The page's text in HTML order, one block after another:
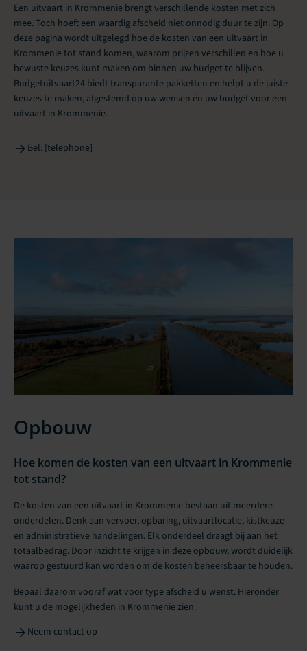
Een uitvaart in Krommenie brengt verschillende kosten met zich
mee. Toch hoeft een waardig afscheid niet onnodig duur te zijn. Op
deze pagina wordt uitgelegd hoe de kosten van een uitvaart in
Krommenie tot stand komen, waarom prijzen verschillen en hoe u
bewuste keuzes kunt maken om binnen uw budget te blijven.
Budgetuitvaart24 biedt transparante pakketten en helpt u de juiste
keuzes te maken, afgestemd op uw wensen én uw budget voor een
uitvaart in Krommenie.
Bel: [telephone]
Opbouw
Hoe komen de kosten van een uitvaart in Krommenie
tot stand?
De kosten van een uitvaart in Krommenie bestaan uit meerdere
onderdelen. Denk aan vervoer, opbaring, uitvaartlocatie, kistkeuze
en administratieve handelingen. Elk onderdeel draagt bij aan het
totaalbedrag. Door inzicht te krijgen in deze opbouw, wordt duidelijk
waarop gestuurd kan worden om de kosten beheersbaar te houden.
Bepaal daarom vooraf wat voor type afscheid u wenst. Hieronder
kunt u de mogelijkheden in Krommenie zien.
Neem contact op